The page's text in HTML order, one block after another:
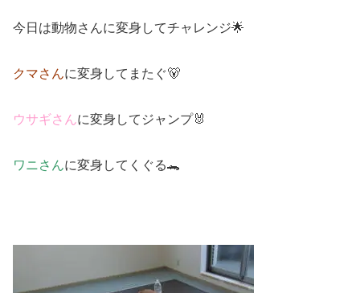
今日は動物さんに変身してチャレンジ🌟
クマさんに変身してまたぐ🐻
ウサギさんに変身してジャンプ🐰
ワニさんに変身してくぐる🐊